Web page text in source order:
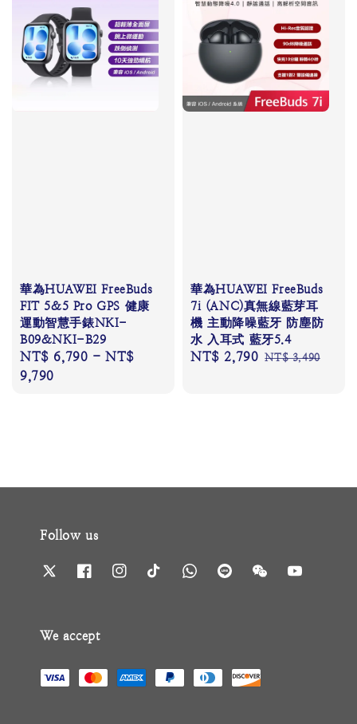
華為HUAWEI FreeBuds
FIT 5&5 Pro GPS 健康
運動智慧手錶NKI-
B09&NKI-B29
Regular
price
NT$ 6,790 -NT$
9,790
華為HUAWEI FreeBuds
7i (ANC)真無線藍芽耳
機 主動降噪藍牙 防塵防
水 入耳式 藍牙5.4
Sale
NT$ 2,790 Regular
NT$ 3,490
Follow us
We accept